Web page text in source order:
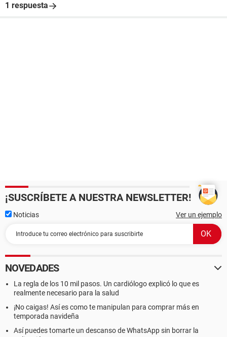
1 respuesta
¡SUSCRÍBETE A NUESTRA NEWSLETTER!
Noticias Ver un ejemplo
NOVEDADES
La regla de los 10 mil pasos. Un cardiólogo explicó lo que es
realmente necesario para la salud
¡No caigas! Así es como te manipulan para comprar más en
temporada navideña
Así puedes tomarte un descanso de WhatsApp sin borrar la